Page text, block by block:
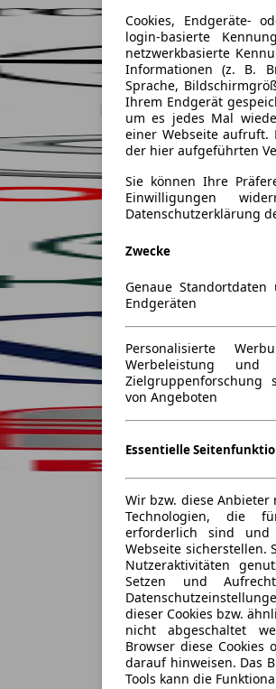
Cookies, Endgeräte-
login-basierte
netzwerkbasierte
Informationen (z. B.
Sprache,
Ihrem Endgerät
um es jedes Mal
einer Webseite aufruft.
der hier aufgeführten
Sie können Ihre
Einwilligungen
Datenschutzerklärung
Zwecke
Genaue
Endgeräten
Personalisierte
Werbeleistung
Zielgruppenforschung
von Angeboten
Essentielle
Wir bzw. diese Anbieter
Technologien, die
erforderlich sind und
Webseite sicherstellen.
Nutzeraktivitäten
Setzen und
dieser Cookies bzw.
nicht abgeschaltet
Browser diese Cookies
darauf hinweisen. Das
Tools kann die